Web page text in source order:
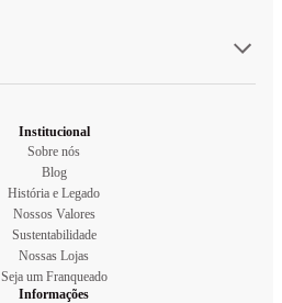
Institucional
Sobre nós
Blog
História e Legado
Nossos Valores
Sustentabilidade
Nossas Lojas
Seja um Franqueado
Informações